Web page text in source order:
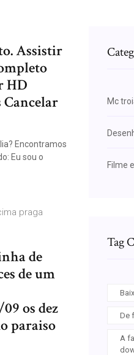
Assistir
HD
Encontramos
Eu sou o
praga
de
de um
os dez
paraiso
Mc
Filme
Tag
De
A